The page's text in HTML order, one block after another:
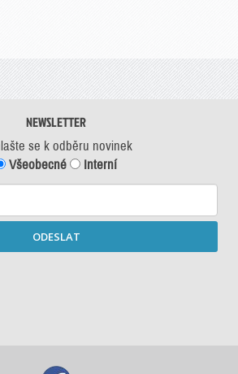
NEWSLETTER
se k odběru novinek
Všeobecné
Interní
ODESLAT